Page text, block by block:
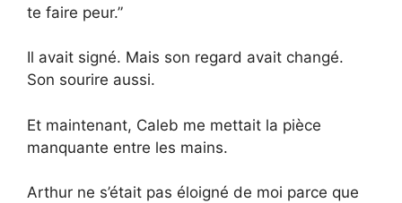
te faire peur.”
Il avait signé. Mais son regard avait changé.
Son sourire aussi.
Et maintenant, Caleb me mettait la pièce
manquante entre les mains.
Arthur ne s’était pas éloigné de moi parce que